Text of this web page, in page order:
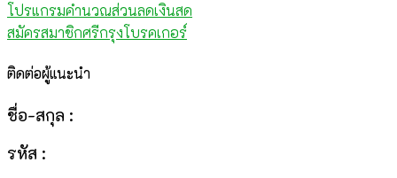
โปรแกรมคำนวณส่วนลดเงินสด
สมัครสมาชิกศรีกรุงโบรคเกอร์
ติดต่อผู้แนะนำ
ชื่อ-สกุล :
รหัส :